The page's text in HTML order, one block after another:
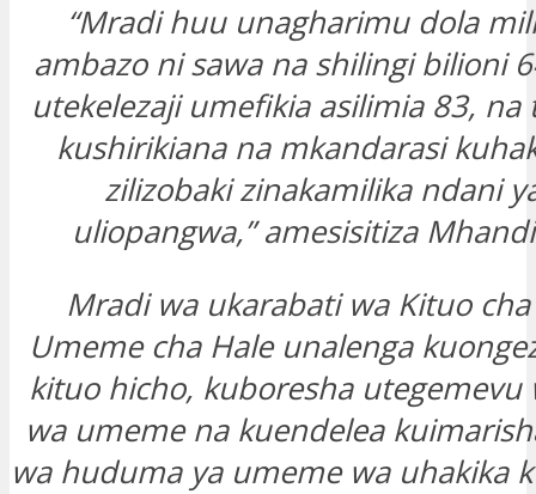
“Mradi huu unagharimu dola
ambazo ni sawa na shilingi bilioni
utekelezaji umefikia asilimia 83, na
kushirikiana na mkandarasi
zilizobaki zinakamilika ndani
uliopangwa,” amesisitiza
Mradi wa ukarabati wa Kituo
Umeme cha Hale unalenga
kituo hicho, kuboresha utegemevu
wa umeme na kuendelea
wa huduma ya umeme wa uhakika